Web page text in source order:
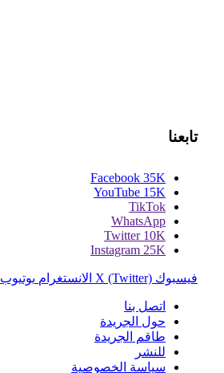
تابعنا
Facebook 35K
YouTube 15K
TikTok
WhatsApp
Twitter 10K
Instagram 25K
فيسبوك X (Twitter) الانستغرام يوتيوب
اتصل بنا
حول الجريدة
طاقم الجريدة
للنشر
سياسة الخصوصية